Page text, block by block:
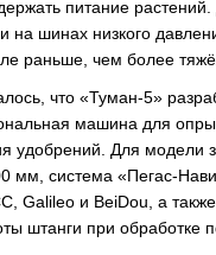
питание растений.
на шинах низкого
раньше, чем более
что «Туман-5»
машина для
удобрений. Для модели
мм, система «Пегас-
Galileo и BeiDou, а также
штанги при обработке